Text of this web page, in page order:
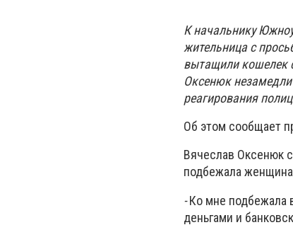
К начальнику
жительница с
вытащили кошелек
Оксенюк
реагирования
Об этом сообщает
Вячеслав Оксенюк
подбежала женщина
-Ко мне подбежала
деньгами и